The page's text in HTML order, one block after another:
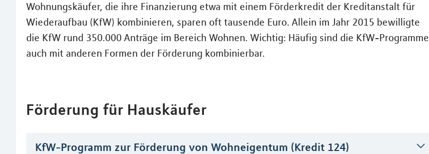
Wohnungskäufer, die ihre Finanzierung etwa mit einem Förderkredit der Kreditanstalt für
Wiederaufbau (KfW) kombinieren, sparen oft tausende Euro. Allein im Jahr 2015 bewilligte
die KfW rund 350.000 Anträge im Bereich Wohnen. Wichtig: Häufig sind die KfW-Programme
auch mit anderen Formen der Förderung kombinierbar.
Förderung für Hauskäufer
KfW-Programm zur Förderung von Wohneigentum (Kredit 124)